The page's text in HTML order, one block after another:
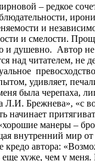
– редкое
и
и смелости.
и душевно. Автор
над читателем, не
удивляет,
была черепаха,
Л.И. Брежнева», «с
начинает
манеры –
внутренний мир от
кредо автора:
еще хуже, чем у меня.